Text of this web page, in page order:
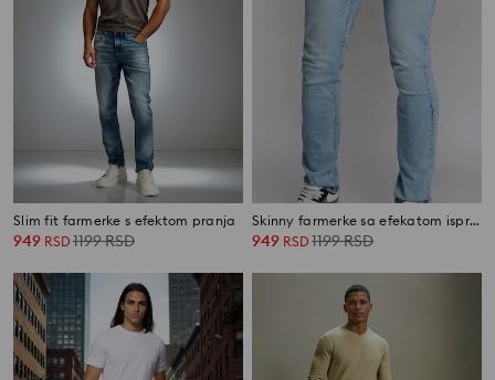
Slim fit farmerke s efektom pranja
949 RSD 1199RSD
Skinny farmerke sa efekatom ispranosti
949 RSD 1199RSD